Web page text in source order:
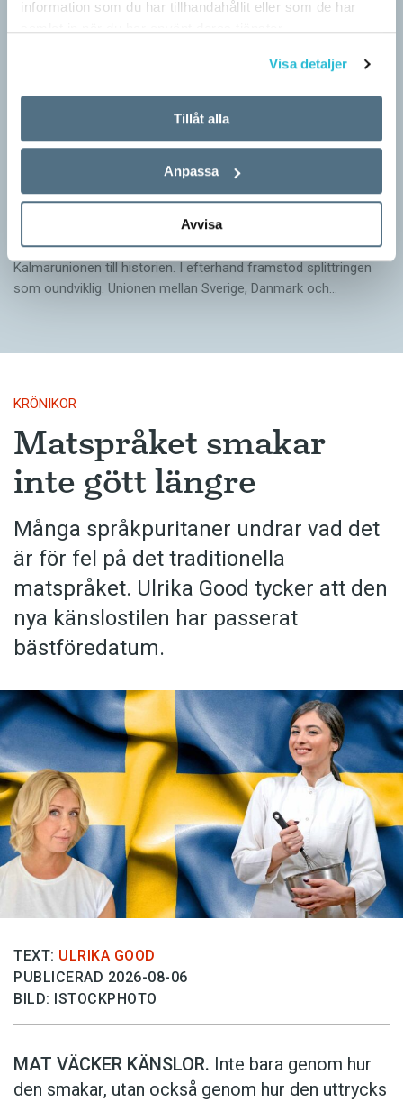
information som du har tillhandahållit eller som de har
Visa detaljer
Tillåt alla
Anpassa
Avvisa
Arvet från Gustav Vasa lever än i dag
När Gustav Vasa den 6 juni 1523 ­valdes till kung förpassades
Kalmar­unionen till historien. I efterhand framstod splittringen
som ound­viklig. ­Unionen ­mellan Sverige, Danmark och…
KRÖNIKOR
Matspråket smakar
inte gött längre
Många språkpuritaner undrar vad det
är för fel på det traditionella
matspråket. Ulrika Good tycker att den
nya känslostilen har passerat
bästföredatum.
TEXT: ULRIKA GOOD
PUBLICERAD 2026-08-06
BILD: ISTOCKPHOTO
MAT VÄCKER KÄNSLOR. Inte bara genom hur
den smakar, utan också genom hur den uttrycks